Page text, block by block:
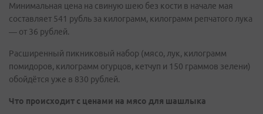
Минимальная цена на свиную шею без кости в начале мая
составляет 541 рубль за килограмм, килограмм репчатого лука
— от 36 рублей.
Расширенный пикниковый набор (мясо, лук, килограмм
помидоров, килограмм огурцов, кетчуп и 150 граммов зелени)
обойдётся уже в 830 рублей.
Что происходит с ценами на мясо для шашлыка